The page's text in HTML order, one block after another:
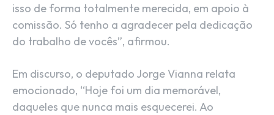
isso de forma totalmente merecida, em apoio à
comissão. Só tenho a agradecer pela dedicação
do trabalho de vocês”, afirmou.
Em discurso, o deputado Jorge Vianna relata
emocionado, “Hoje foi um dia memorável,
daqueles que nunca mais esquecerei. Ao